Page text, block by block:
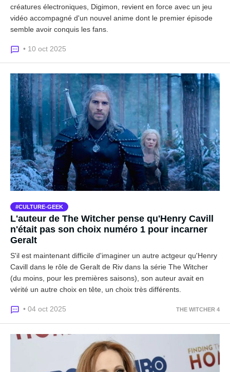
créatures électroniques, Digimon, revient en force avec un jeu
vidéo accompagné d'un nouvel anime dont le premier épisode
semble avoir conquis les fans.
• 10 oct 2025
CULTURE-GEEK
L'auteur de The Witcher pense qu'Henry Cavill
n'était pas son choix numéro 1 pour incarner
Geralt
S'il est maintenant difficile d'imaginer un autre actgeur qu'Henry
Cavill dans le rôle de Geralt de Riv dans la série The Witcher
(du moins, pour les premières saisons), son auteur avait en
vérité un autre choix en tête, un choix très différents.
• 04 oct 2025 THE WITCHER 4